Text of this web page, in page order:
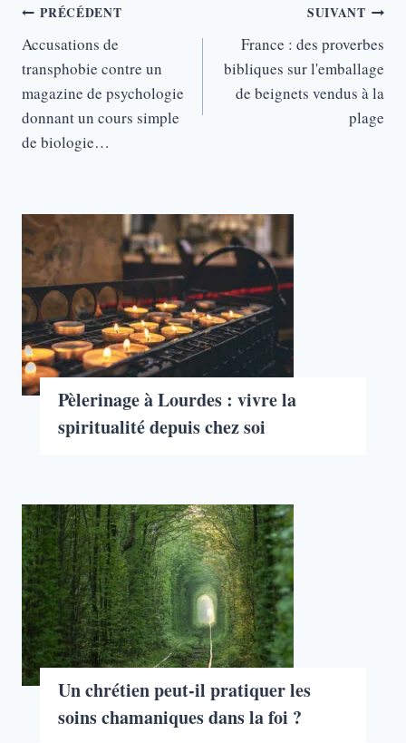
Navigation
de
l’article
PRÉCÉDENT
Accusations de
transphobie contre un
magazine de psychologie
donnant un cours simple
de biologie…
SUIVANT
France : des proverbes
bibliques sur l'emballage
de beignets vendus à la
plage
Pèlerinage à Lourdes : vivre la
spiritualité depuis chez soi
Un chrétien peut-il pratiquer les
soins chamaniques dans la foi ?